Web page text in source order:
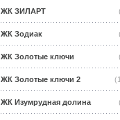
ЖК ЗИЛАРТ
ЖК Зодиак
ЖК Золотые ключи
ЖК Золотые ключи 2
ЖК Изумрудная долина